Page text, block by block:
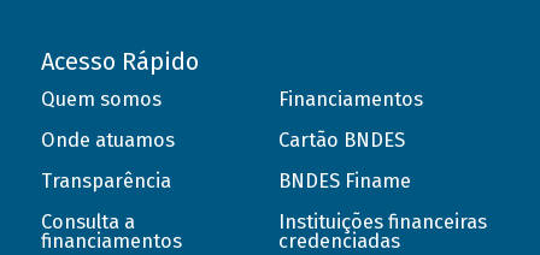
Acesso Rápido
Quem somos
Onde atuamos
Transparência
Consulta a
financiamentos
Financiamentos
Cartão BNDES
BNDES Finame
Instituições financeiras
credenciadas